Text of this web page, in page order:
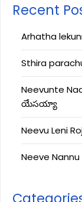
Recent
Arhatha
Sthira
Neevunte
యేసయ్యా
Neevu Leni
Neeve Nannu